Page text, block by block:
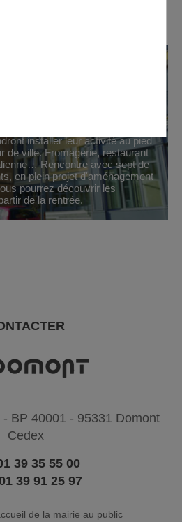
installer leur activité au pied
de ville. Fromagerie, restaurant
Rencontre avec sept de
en plein projet d'aménagement
pourrez découvrir les
de la rentrée.
BP 40001 - 95331 Domont
Cedex
39 35 55 00
39 91 25 97
de la mairie au public